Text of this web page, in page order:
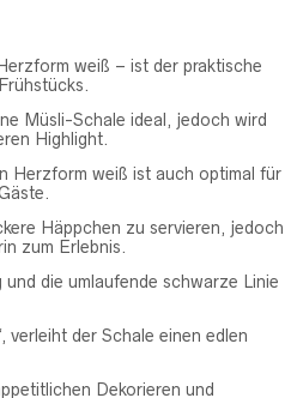
weiß – ist der praktische
Müsli-Schale ideal, jedoch wird
Highlight.
Herzform weiß ist auch optimal für
Häppchen zu servieren, jedoch
zum Erlebnis.
die umlaufende schwarze Linie
verleiht der Schale einen edlen
Dekorieren und